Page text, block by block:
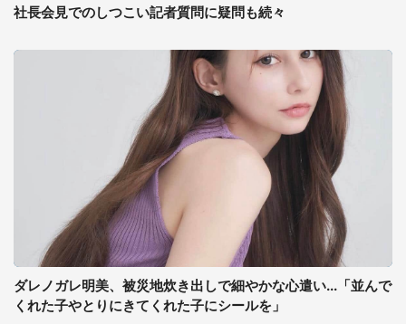
社長会見でのしつこい記者質問に疑問も続々
ダレノガレ明美、被災地炊き出しで細やかな心遣い...「並んで
くれた子やとりにきてくれた子にシールを」